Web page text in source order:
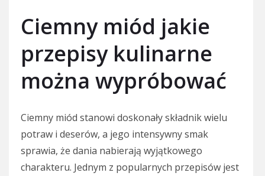
Ciemny miód jakie
przepisy kulinarne
można wypróbować
Ciemny miód stanowi doskonały składnik wielu
potraw i deserów, a jego intensywny smak
sprawia, że dania nabierają wyjątkowego
charakteru. Jednym z popularnych przepisów jest